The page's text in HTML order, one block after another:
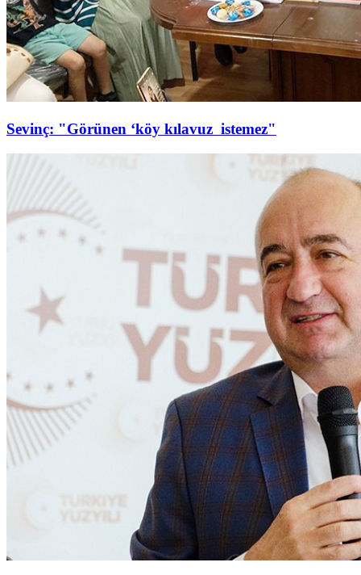
Sevinç: "Görünen ‘köy kılavuz istemez"